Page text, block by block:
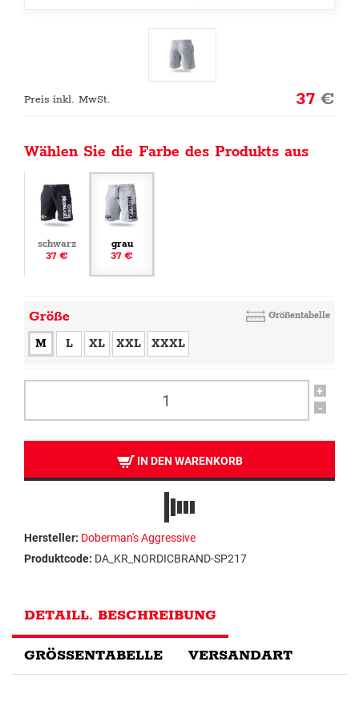
Preis inkl. MwSt. 37€
Wählen Sie die Farbe des Produkts aus
schwarz
37 €
grau
37 €
Größe Größentabelle
M L XL XXL XXXL
+
-
IN DEN WARENKORB
Hersteller: Doberman's Aggressive
Produktcode: DA_KR_NORDICBRAND-SP217
DETAILL. BESCHREIBUNG
GRÖSSENTABELLE VERSANDART